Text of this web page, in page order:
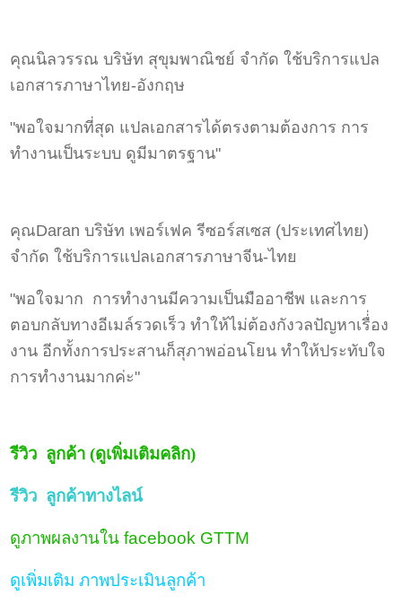
คุณนิลวรรณ บริษัท สุขุมพาณิชย์ จำกัด ใช้บริการแปล
เอกสารภาษาไทย-อังกฤษ
"พอใจมากที่สุด แปลเอกสารได้ตรงตามต้องการ การ
ทำงานเป็นระบบ ดูมีมาตรฐาน"
คุณDaran บริษัท เพอร์เฟค รีซอร์สเซส (ประเทศไทย)
จำกัด ใช้บริการแปลเอกสารภาษาจีน-ไทย
"พอใจมาก การทำงานมีความเป็นมืออาชีพ และการ
ตอบกลับทางอีเมล์รวดเร็ว ทำให้ไม่ต้องกังวลปัญหาเรื่่อง
งาน อีกทั้งการประสานก็สุภาพอ่อนโยน ทำให้ประทับใจ
การทำงานมากค่ะ"
รีวิว ลูกค้า (ดูเพิ่มเติมคลิก)
รีวิว ลูกค้าทางไลน์
ดูภาพผลงานใน facebook GTTM
ดูเพิ่มเติม ภาพประเมินลูกค้า